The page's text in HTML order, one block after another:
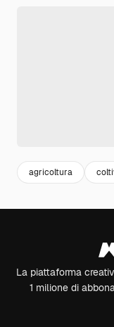
agricoltura
La piattaforma
1 milione di